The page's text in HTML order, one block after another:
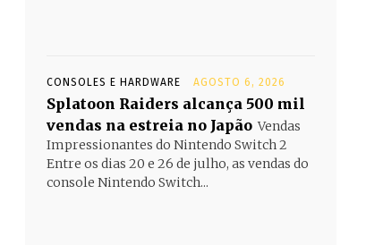
CONSOLES E HARDWARE AGOSTO 6, 2026
Splatoon Raiders alcança 500 mil
vendas na estreia no Japão Vendas
Impressionantes do Nintendo Switch 2
Entre os dias 20 e 26 de julho, as vendas do
console Nintendo Switch...